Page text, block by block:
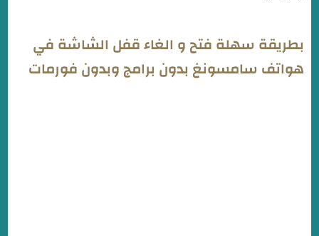
بطريقة سهلة فتح و الغاء قفل الشاشة في
هواتف سامسونغ بدون برامج وبدون فورمات